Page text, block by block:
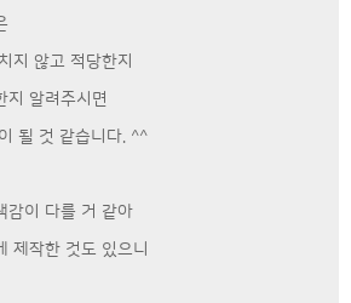
지 않고 적당한지
지 알려주시면
될 것 같습니다. ^^
감이 다를 거 같아
제작한 것도 있으니